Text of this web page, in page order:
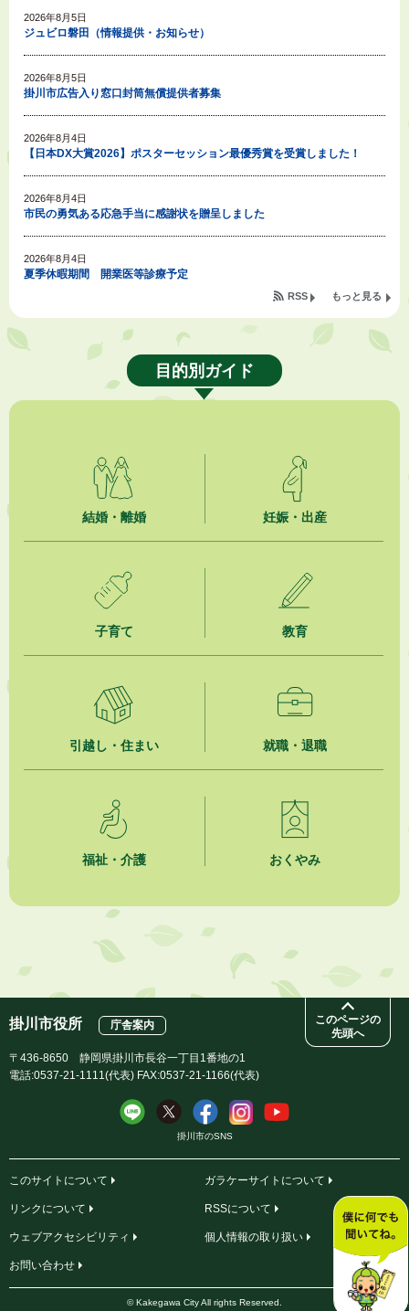
2026年8月5日
ジュビロ磐田（情報提供・お知らせ）
2026年8月5日
掛川市広告入り窓口封筒無償提供者募集
2026年8月4日
【日本DX大賞2026】ポスターセッション最優秀賞を受賞しました！
2026年8月4日
市民の勇気ある応急手当に感謝状を贈呈しました
2026年8月4日
夏季休暇期間 開業医等診療予定
2026年8月3日
「水道カルテ」の公表について
企業版ふるさと納税（地方創生応援税制）のお願い
【参加者募集】プロ棋士から学ぼう！はじめての将棋教室
「かけがわ手話動画」で手話を学ぼう！
市民活動カレンダー（リスト形式）
今月の広報かけがわ
市議会だより 第100号 (令和8年8月1日発行)を掲載しました
2026年7月31日
掛川市市民チャレンジ公募事業「Re-KAKEGAWA（リ・カケガワ）～空
き家で出会うもったいないの宝物～」開催！！
掛川市自主運行バス掛川大須賀線について
もっと見る
RSS
目的別ガイド
結婚・離婚 妊娠・出産
子育て 教育
引越し・住まい 就職・退職
福祉・介護 おくやみ
このページの
先頭へ
掛川市役所 庁舎案内
〒436-8650 静岡県掛川市長谷一丁目1番地の1
電話:0537-21-1111(代表) FAX:0537-21-1166(代表)
掛川市のSNS
このサイトについて ガラケーサイトについて
リンクについて RSSについて
ウェブアクセシビリティ 個人情報の取り扱い
お問い合わせ
© Kakegawa City All rights Reserved.